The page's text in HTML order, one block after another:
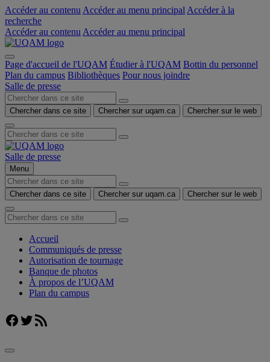
Accéder au contenu Accéder au menu principal Accéder à la
recherche
Accéder au contenu Accéder au menu principal
Page d'accueil de l'UQAM Étudier à l'UQAM Bottin du personnel
Plan du campus Bibliothèques Pour nous joindre
Salle de presse
Chercher dans ce site Chercher sur uqam.ca Chercher sur le web
Salle de presse
Menu
Chercher dans ce site Chercher sur uqam.ca Chercher sur le web
Accueil
Communiqués de presse
Autorisation de tournage
Banque de photos
À propos de l’UQAM
Plan du campus
Facebook
Twitter
Flux RSS